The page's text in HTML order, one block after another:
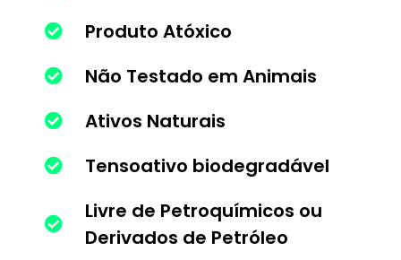
Produto Atóxico
Não Testado em Animais
Ativos Naturais
Tensoativo biodegradável
Livre de Petroquímicos ou
Derivados de Petróleo